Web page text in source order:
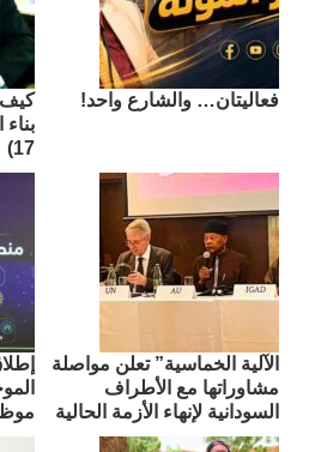
فعاليتان… والشارع واحد!
كيف
17)
الآلية الخماسية” تعلن مواصلة
مشاوراتها مع الأطراف
السودانية لإنهاء الأزمة الحالية